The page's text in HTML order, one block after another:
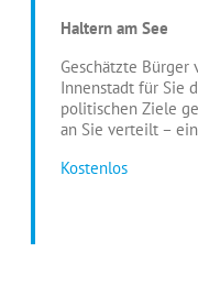
Haltern am See
Geschätzte
Innenstadt für Sie
politischen Ziele
an Sie verteilt –
Kostenlos